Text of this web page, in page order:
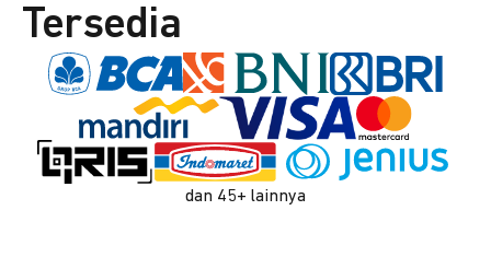
Tersedia
dan 45+ lainnya